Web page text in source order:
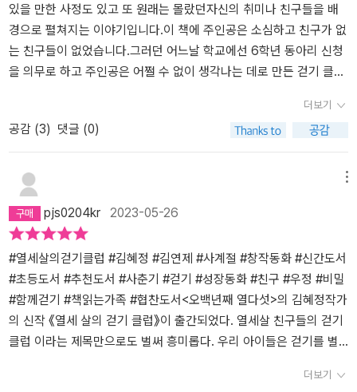
있을 만한 사정도 있고 또 원래는 몰랐던자신의 취미나 친구들을 배
경으로 펼쳐지는 이야기입니다.이 책에 주인공은 소심하고 친구가 없
는 친구들이 없었습니다.그러던 어느날 학교에선 6학년 동아리 신청
을 의무로 하고 주인공은 어쩔 수 없이 생각나는 데로 만든 걷기 클럽
는 학생은 없었다.그러나 각자에 사정을 가진 아이들이 신청하였고
그렇게 걷기 클럽은 탄생하였다.클럽에 아이들은 물론 걷기를 좋아하
는 것은 아니였다. 다들 사정이 있어서 어쩔 수 없이 신청한 것이었다.
그러나 점점 클럽 친구들은 사로를 이해하고 도우며 끈끈해지기 시작
했다.자신의 이야기를 말하고 또는 들으며 각자만에 어려운 점이 있
고 극복하고 있다는 걸 알게된다.물론 각자만의 스타일과 성격조차
모두 다르지만 서로를 의지하며 걷는 것만 집중하는 걷기 클럽이된
다.주인공도 이후로 전에 있던 트라우마를 지우고 다시 즐겁게 학교
를 다닐 수 있게 된다.13살의 걷기 클럽은 마지막 13살을 뒤로하고 막
을 내리게 된다.(12살 아들이 쓴 리뷰)
더보기
공감 (3) 댓글 (0)
pjs0204kr 2023-05-26
#열세살의걷기클럽 #김혜정 #김연제 #사계절 #창작동화 #신간도서
#초등도서 #추천도서 #사춘기 #걷기 #성장동화 #친구 #우정 #비밀
#함께걷기 #책읽는가족 #협찬도서<오백년째 열다섯>의 김혜정작가
의 신작 《열세 살의 걷기 클럽》이 출간되었다. 열세살 친구들의 걷기
클럽 이라는 제목만으로도 벌써 흥미롭다. 우리 아이들은 걷기를 별
살의 걷기클럽》 에서는 어떤 이야기가 펼쳐질까?역시나 책을 펼치자
더보기